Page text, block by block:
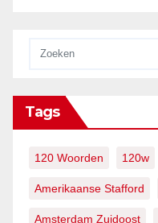
Tags
120 Woorden 120w
Amerikaanse Stafford
Amsterdam Zuidoost